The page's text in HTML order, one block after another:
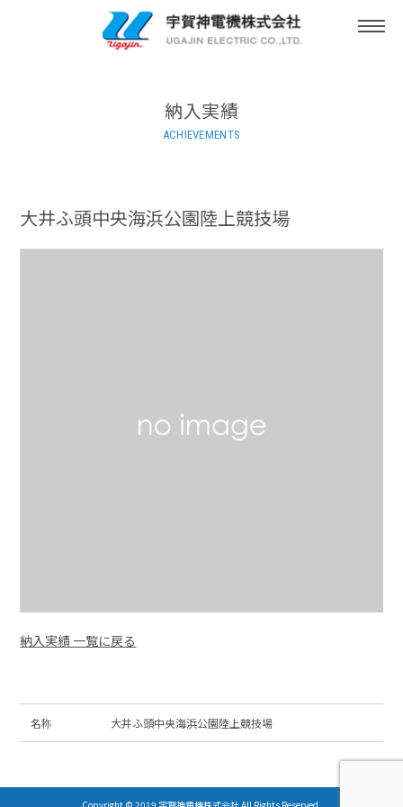
納入実績
ACHIEVEMENTS
大井ふ頭中央海浜公園陸上競技場
納入実績 一覧に戻る
名称 大井ふ頭中央海浜公園陸上競技場